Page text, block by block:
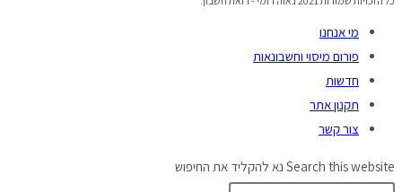
מי אנחנו
פורום מיסוי וחשבונאות
חדשות
תקנון אתר
צור קשר
Search this website נא להקליד את החיפוש